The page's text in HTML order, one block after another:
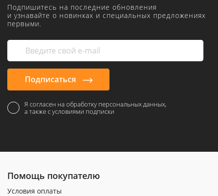
Подпишитесь на последние обновления
и узнавайте о новинках и специальных предложениях
первыми.
Подписаться
Я согласен на обработку персональных данных,
а также с условиями подписки
Помощь покупателю
Условия оплаты